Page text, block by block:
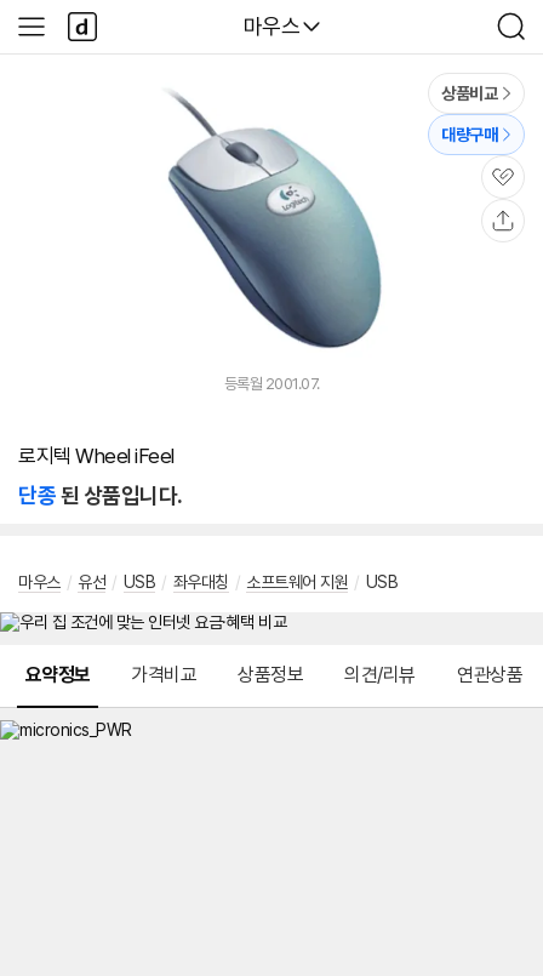
다나와
마우스
검
색
사
이
다
나
와
상품비교
대량구매
관
심
등록월 2001.07.
로지텍 Wheel iFeel
단종된 상품입니다.
마우스 / 유선 / USB / 좌우대칭 / 소프트웨어 지원 / USB
요약정보 가격비교 상품정보 의견/리뷰 연관상품